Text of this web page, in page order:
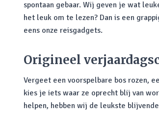
spontaan gebaar. Wij geven je wat
het leuk om te lezen? Dan is een
eens onze reisgadgets.
Origineel
Vergeet een voorspelbare bos rozen,
kies je iets waar ze oprecht blij van
helpen, hebben wij de leukste